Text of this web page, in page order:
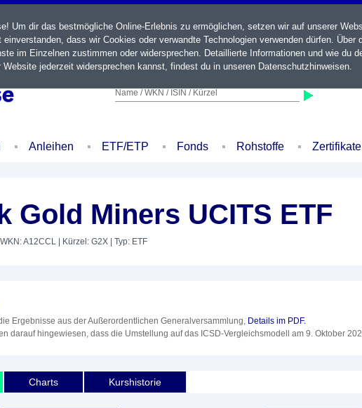
Name / WKN / ISIN / Kürzel
Anleihen ETF/ETP Fonds Rohstoffe Zertifikate
Gold Miners UCITS ETF
WKN: A12CCL | Kürzel: G2X | Typ: ETF
Ergebnisse aus der Außerordentlichen Generalversammlung, Details im PDF.
darauf hingewiesen, dass die Umstellung auf das ICSD-Vergleichsmodell am 9. Oktober
Charts Kurshistorie
Um dir das bestmögliche Online-Erlebnis zu ermöglichen, setzen wir auf unserer
dass wir Cookies oder verwandte Technologien verwenden dürfen.
im Einzelnen zustimmen oder widersprechen. Detaillierte Informationen und wie du
jederzeit widersprechen kannst, findest du in unseren Datenschutzhinweisen.